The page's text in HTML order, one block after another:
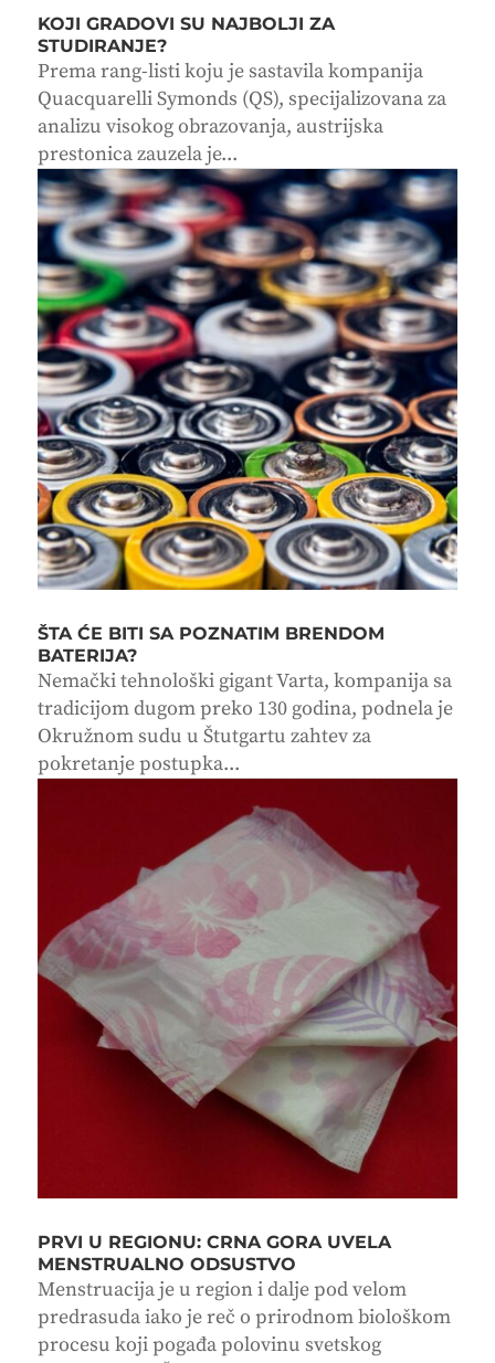
KOJI GRADOVI SU NAJBOLJI ZA
STUDIRANJE?
Prema rang-listi koju je sastavila kompanija
Quacquarelli Symonds (QS), specijalizovana za
analizu visokog obrazovanja, austrijska
prestonica zauzela je...
ŠTA ĆE BITI SA POZNATIM BRENDOM
BATERIJA?
Nemački tehnološki gigant Varta, kompanija sa
tradicijom dugom preko 130 godina, podnela je
Okružnom sudu u Štutgartu zahtev za
pokretanje postupka...
PRVI U REGIONU: CRNA GORA UVELA
MENSTRUALNO ODSUSTVO
Menstruacija je u region i dalje pod velom
predrasuda iako je reč o prirodnom biološkom
procesu koji pogađa polovinu svetskog